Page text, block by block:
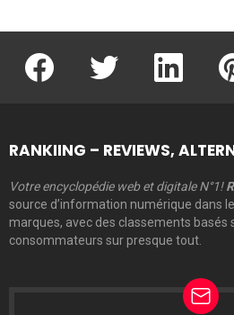
facebook twitter linkedin
RANKIING – REVIEWS,
Votre encyclopédie web et digitale N°1!
source d’information numérique dans
marques, avec des classements basés
consommateurs sur presque tout.